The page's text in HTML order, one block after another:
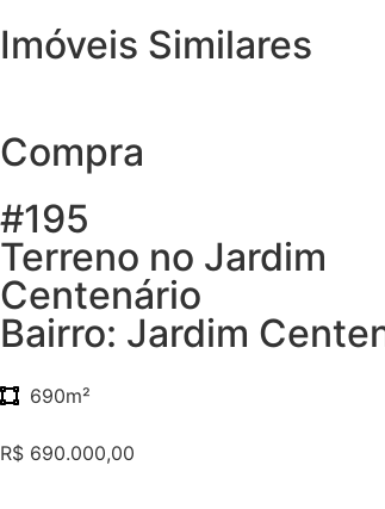
Imóveis Similares
Compra
#195
Terreno no Jardim
Centenário
Bairro: Jardim
690m²
R$ 690.000,00